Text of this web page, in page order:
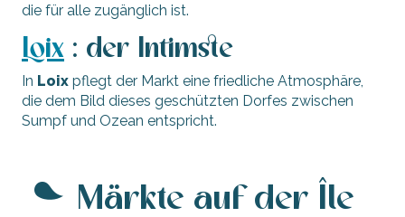
die für alle zugänglich ist.
Loix : der Intimste
In Loix pflegt der Markt eine friedliche Atmosphäre,
die dem Bild dieses geschützten Dorfes zwischen
Sumpf und Ozean entspricht.
Märkte auf der Île